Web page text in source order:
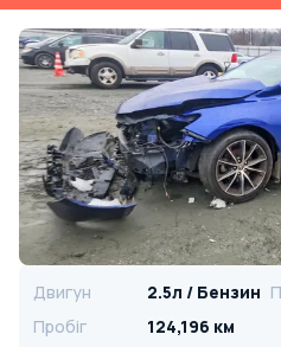
Двигун 2.5л / Бензин
Пробіг
124,196 км